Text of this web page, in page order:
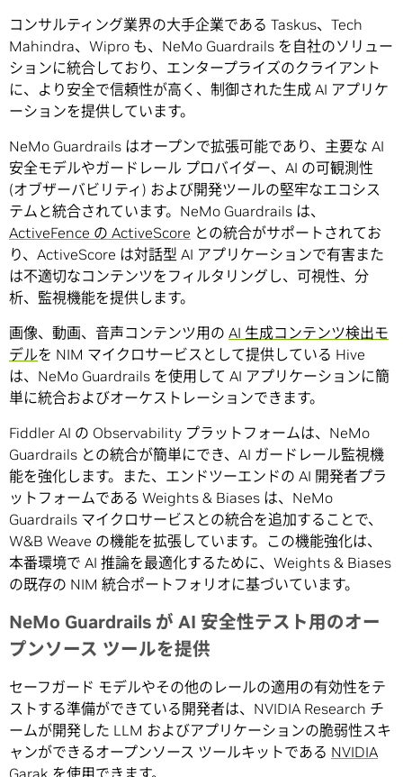
コンサルティング業界の大手企業である Taskus、Tech
Mahindra、Wipro も、NeMo Guardrails を自社のソリュー
ションに統合しており、エンタープライズのクライアント
に、より安全で信頼性が高く、制御された生成 AI アプリケ
ーションを提供しています。
NeMo Guardrails はオープンで拡張可能であり、主要な AI
安全モデルやガードレール プロバイダー、AI の可観測性
(オブザーバビリティ) および開発ツールの堅牢なエコシス
テムと統合されています。NeMo Guardrails は、
ActiveFence の ActiveScore との統合がサポートされてお
り、ActiveScore は対話型 AI アプリケーションで有害また
は不適切なコンテンツをフィルタリングし、可視性、分
析、監視機能を提供します。
画像、動画、音声コンテンツ用の AI 生成コンテンツ検出モ
デルを NIM マイクロサービスとして提供している Hive
は、NeMo Guardrails を使用して AI アプリケーションに簡
単に統合およびオーケストレーションできます。
Fiddler AI の Observability プラットフォームは、NeMo
Guardrails との統合が簡単にでき、AI ガードレール監視機
能を強化します。また、エンドツーエンドの AI 開発者プラ
ットフォームである Weights & Biases は、NeMo
Guardrails マイクロサービスとの統合を追加することで、
W&B Weave の機能を拡張しています。この機能強化は、
本番環境で AI 推論を最適化するために、Weights & Biases
の既存の NIM 統合ポートフォリオに基づいています。
NeMo Guardrails が AI 安全性テスト用のオー
プンソース ツールを提供
セーフガード モデルやその他のレールの適用の有効性をテ
ストする準備ができている開発者は、NVIDIA Research チ
ームが開発した LLM およびアプリケーションの脆弱性スキ
ャンができるオープンソース ツールキットである NVIDIA